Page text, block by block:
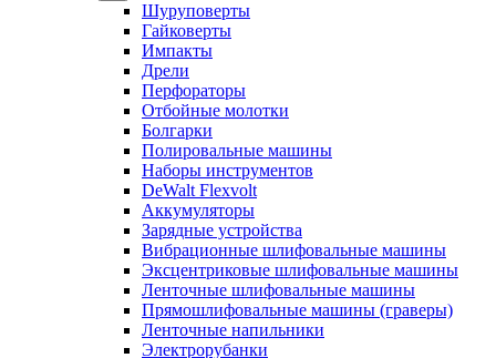
Шуруповерты
Гайковерты
Импакты
Дрели
Перфораторы
Отбойные молотки
Болгарки
Полировальные машины
Наборы инструментов
DeWalt Flexvolt
Аккумуляторы
Зарядные устройства
Вибрационные шлифовальные машины
Эксцентриковые шлифовальные машины
Ленточные шлифовальные машины
Прямошлифовальные машины (граверы)
Ленточные напильники
Электрорубанки